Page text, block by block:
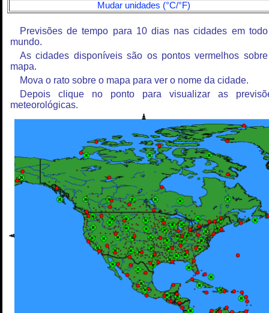
Mudar unidades (°C/°F)
Previsões de tempo para 10 dias nas cidades em
mundo.
As cidades disponíveis são os pontos vermelhos
mapa.
Mova o rato sobre o mapa para ver o nome da cidade.
Depois clique no ponto para visualizar as
meteorológicas.